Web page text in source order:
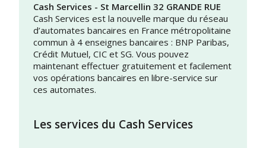
Cash Services - St Marcellin 32 GRANDE RUE
Cash Services est la nouvelle marque du réseau
d’automates bancaires en France métropolitaine
commun à 4 enseignes bancaires : BNP Paribas,
Crédit Mutuel, CIC et SG. Vous pouvez
maintenant effectuer gratuitement et facilement
vos opérations bancaires en libre-service sur
ces automates.
Les services du Cash Services